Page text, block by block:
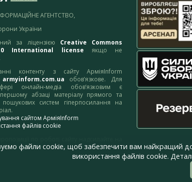
АГЕНТСТВО,
України
за ліцензією Creative Commons
International license якщо не
контенту з сайту АрміяInform
armyinform.com.ua обов’язкове. Для
онлайн-медіа обов’язковим є
абзаці матеріалу прямого та
пошукових систем гіперпосилання на
сайтом АрміяInform
файлів cookie
файли cookie, щоб забезпечити вам найкращий
використання файлів cookie.